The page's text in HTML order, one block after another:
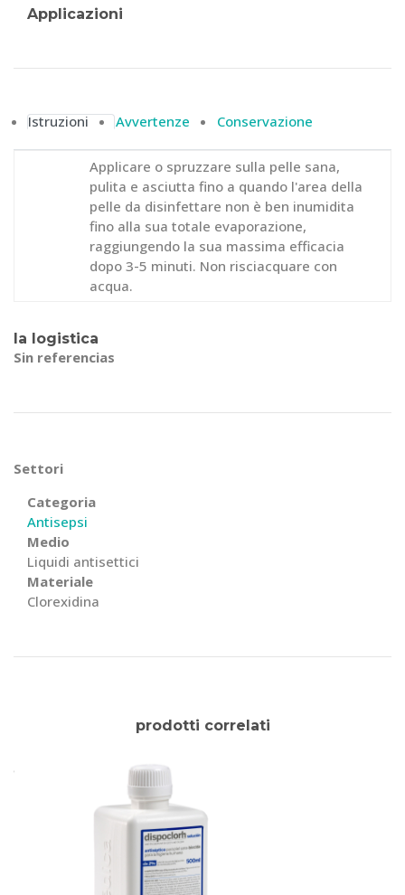
Applicazioni
Istruzioni Avvertenze Conservazione
Applicare o spruzzare sulla pelle sana,
pulita e asciutta fino a quando l'area della
pelle da disinfettare non è ben inumidita
fino alla sua totale evaporazione,
raggiungendo la sua massima efficacia
dopo 3-5 minuti. Non risciacquare con
acqua.
la logistica
Sin referencias
Settori
Categoria
Antisepsi
Medio
Liquidi antisettici
Materiale
Clorexidina
prodotti correlati